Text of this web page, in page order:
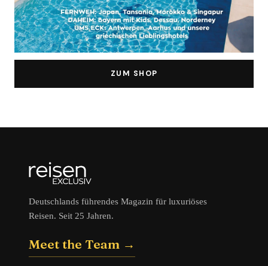
Deutschlands führendes Magazin für luxuriöses
Meet the Team →